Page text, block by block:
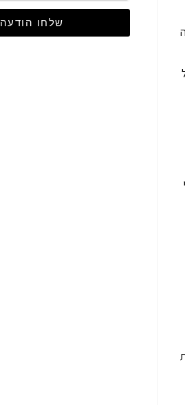
שלחו הודעה